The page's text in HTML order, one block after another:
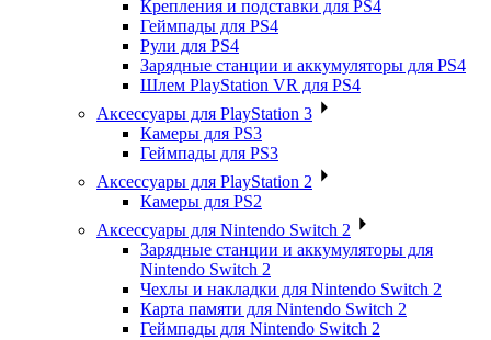
Крепления и подставки для PS4
Геймпады для PS4
Рули для PS4
Зарядные станции и аккумуляторы для PS4
Шлем PlayStation VR для PS4
Аксессуары для PlayStation 3
Камеры для PS3
Геймпады для PS3
Аксессуары для PlayStation 2
Камеры для PS2
Аксессуары для Nintendo Switch 2
Зарядные станции и аккумуляторы для
Nintendo Switch 2
Чехлы и накладки для Nintendo Switch 2
Карта памяти для Nintendo Switch 2
Геймпады для Nintendo Switch 2